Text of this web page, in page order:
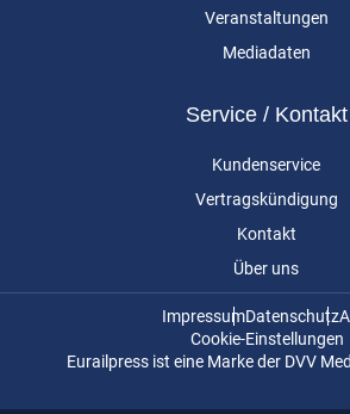
Veranstaltungen
Mediadaten
Service / Kontakt
Kundenservice
Vertragskündigung
Kontakt
Über uns
ImpressumDatenschutz
Cookie-Einstellungen
Eurailpress ist eine Marke der DVV